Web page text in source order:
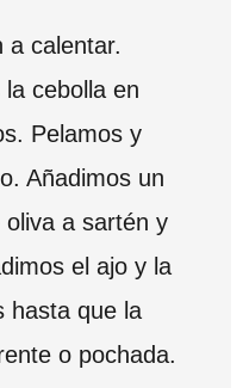
a calentar.
cebolla en
Pelamos y
Añadimos un
a sartén y
el ajo y la
hasta que la
o pochada.